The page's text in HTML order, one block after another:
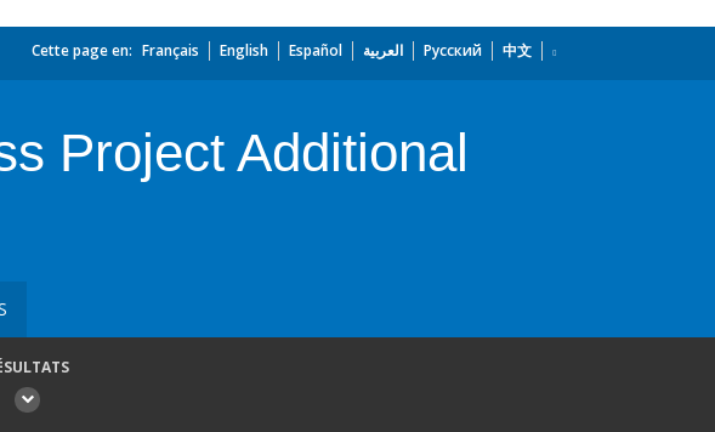
Cette page en: Français English Español العربية Русский 中文
Project Additional